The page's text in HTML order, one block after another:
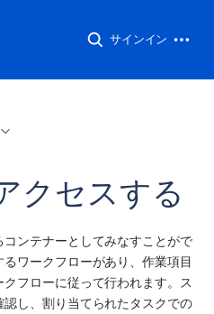
サインイン
クセスする
ンテナーとしてみなすことがで
るワークフローがあり、作業項目
フローに従って行われます。
ス
し、割り当てられたタスクでの